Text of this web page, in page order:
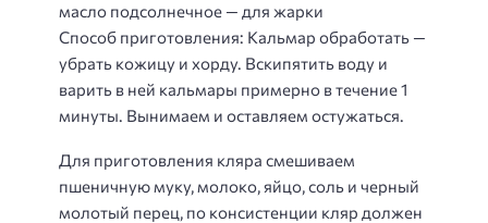
масло подсолнечное — для жарки
Способ приготовления: Кальмар обработать —
убрать кожицу и хорду. Вскипятить воду и
варить в ней кальмары примерно в течение 1
минуты. Вынимаем и оставляем остужаться.
Для приготовления кляра смешиваем
пшеничную муку, молоко, яйцо, соль и черный
молотый перец, по консистенции кляр должен